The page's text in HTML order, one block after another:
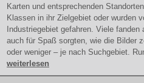
Karten und entsprechenden
Klassen in ihr Zielgebiet oder wurden
Industriegebiet gefahren. Viele
auch für Spaß sorgten, wie die Bilder
oder weniger – je nach Suchgebiet.
weiterlesen